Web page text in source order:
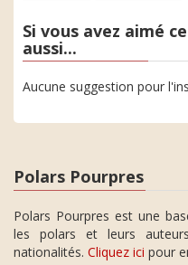
Si vous avez aimé
aussi...
Aucune suggestion pour
Polars Pourpres
Polars Pourpres est une
les polars et leurs
nationalités. Cliquez ici pour